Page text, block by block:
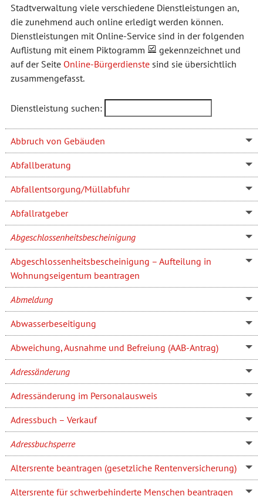
Stadtverwaltung viele verschiedene Dienstleistungen an,
die zunehmend auch online erledigt werden können.
Dienstleistungen mit Online-Service sind in der folgenden
Auflistung mit einem Piktogramm
gekennzeichnet und
auf der Seite Online-Bürgerdienstesind sie übersichtlich
zusammengefasst.
Dienstleistung suchen:
Abbruch von Gebäuden
Abfallberatung
Abfallentsorgung/Müllabfuhr
Abfallratgeber
Abgeschlossenheitsbescheinigung
Abgeschlossenheitsbescheinigung – Aufteilung in
Wohnungseigentum beantragen
Abmeldung
Abwasserbeseitigung
Abweichung, Ausnahme und Befreiung (AAB-Antrag)
Adressänderung
Adressänderung im Personalausweis
Adressbuch – Verkauf
Adressbuchsperre
Altersrente beantragen (gesetzliche Rentenversicherung)
Altersrente für schwerbehinderte Menschen beantragen